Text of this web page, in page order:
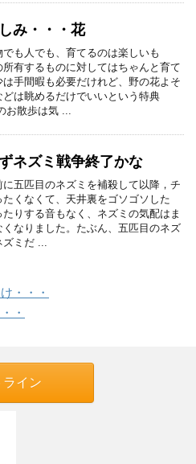
み・・・花
も人でも、育てるのは楽しいも
有するものに対してはちゃんと育て
は手間暇も必要だけれど、野の花よそ
どは眺めるだけでいいという特典
お散歩は気 ...
ネズミ戦争終了かな
五匹目のネズミを補殺して以降，チ
たくなくて、天井裏をゴソゴソした
たりする音もなく、ネズミの気配はま
くなりました。たぶん、五匹目のネズ
ズミだ ...
・・・
・
ライン